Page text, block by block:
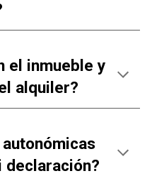
el inmueble y
alquiler?
declaración?